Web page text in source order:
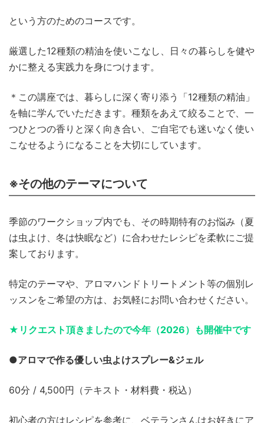
という方のためのコースです。
厳選した12種類の精油を使いこなし、日々の暮らしを健や
かに整える実践力を身につけます。
＊この講座では、暮らしに深く寄り添う「12種類の精油」
を軸に学んでいただきます。種類をあえて絞ることで、一
つひとつの香りと深く向き合い、ご自宅でも迷いなく使い
こなせるようになることを大切にしています。
※その他のテーマについて
季節のワークショップ内でも、その時期特有のお悩み（夏
は虫よけ、冬は快眠など）に合わせたレシピを柔軟にご提
案しております。
特定のテーマや、アロマハンドトリートメント等の個別レ
ッスンをご希望の方は、お気軽にお問い合わせください。
★リクエスト頂きましたので今年（2026）も開催中です
●アロマで作る優しい虫よけスプレー&ジェル
60分 / 4,500円（テキスト・材料費・税込）
初心者の方はレシピを参考に、ベテランさんはお好きにア